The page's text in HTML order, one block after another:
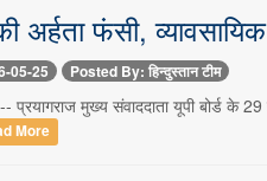
फंसी,
05-25 Posted By: हिन्दुस्तान टीम
प्रयागराज मुख्य संवाददाता यूपी बोर्ड के
More